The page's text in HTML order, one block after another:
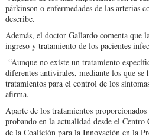
párkinson o enfermedades de las arterias
describe.
Además, el doctor Gallardo comenta que
ingreso y tratamiento de los pacientes
“Aunque no existe un tratamiento
diferentes antivirales, mediante los que
tratamientos para el control de los
afirma.
Aparte de los tratamientos proporcionados
probando en la actualidad desde el
de la Coalición para la Innovación en la